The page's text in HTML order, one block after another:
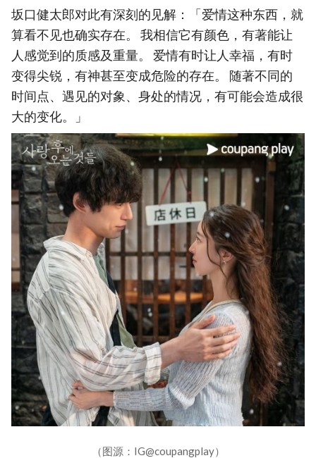
坂口健太郎对此有深刻的见解：「爱情这种东西，就
算看不见也确实存在。 我相信它有颜色，有著能让
人感觉到的质感及重量。 爱情有时让人幸福，有时
变得尖锐，有神甚至变成危险的存在。 随著不同的
时间点、遇见的对象、身处的情况，有可能会造成很
大的变化。」
（图源：IG@coupangplay）